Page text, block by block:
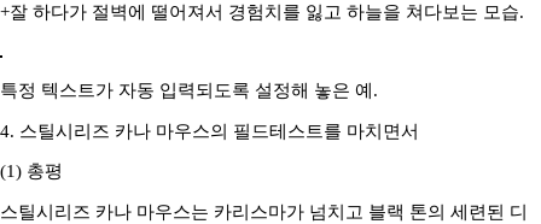
+잘 하다가 절벽에 떨어져서 경험치를 잃고 하늘을 쳐다보는 모습.
특정 텍스트가 자동 입력되도록 설정해 놓은 예.
4. 스틸시리즈 카나 마우스의 필드테스트를 마치면서
(1) 총평
스틸시리즈 카나 마우스는 카리스마가 넘치고 블랙 톤의 세련된 디